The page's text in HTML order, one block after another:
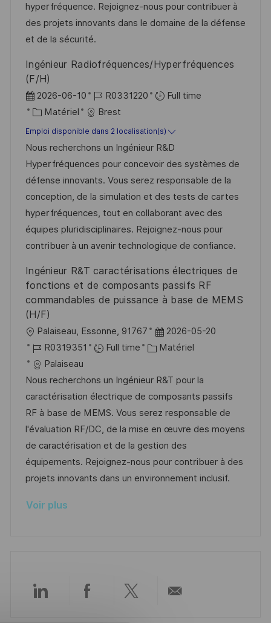
t
i
o
f
i
a
e
c
e
d
p
s
e
i
e
hyperfréquence. Rejoignez-nous pour contribuer à
des projets innovants dans le domaine de la défense
et de la sécurité.
Ingénieur Radiofréquences/Hyperfréquences
(F/H)
D
a
t
e
d
’
a
f
f
i
h
a
g
2026-06-10
R
é
f
é
r
e
n
c
e
d
p
o
R0331220
Full time
C
a
t
é
g
o
r
i
e
Matériel Brest
Emploi disponible dans 2 localisation(s)
Nous recherchons un Ingénieur R&D
Hyperfréquences pour concevoir des systèmes de
défense innovants. Vous serez responsable de la
conception, de la simulation et des tests de cartes
hyperfréquences, tout en collaborant avec des
équipes pluridisciplinaires. Rejoignez-nous pour
contribuer à un avenir technologique de confiance.
Ingénieur R&T caractérisations électriques de
fonctions et de composants passifs RF
commandables de puissance à base de MEMS
(H/F)
o
c
a
l
i
s
a
t
i
n
Palaiseau, Essonne, 91767
D
a
e
d
’
a
f
f
i
2026-05-20
R
é
f
é
r
e
n
c
e
u
R0319351 Full time
C
t
é
g
o
r
i
e
Matériel
Palaiseau
Nous recherchons un Ingénieur R&T pour la
caractérisation électrique de composants passifs
RF à base de MEMS. Vous serez responsable de
l'évaluation RF/DC, de la mise en œuvre des moyens
de caractérisation et de la gestion des
équipements. Rejoignez-nous pour contribuer à des
projets innovants dans un environnement inclusif.
Voir plus
PartagerPartagerPartager